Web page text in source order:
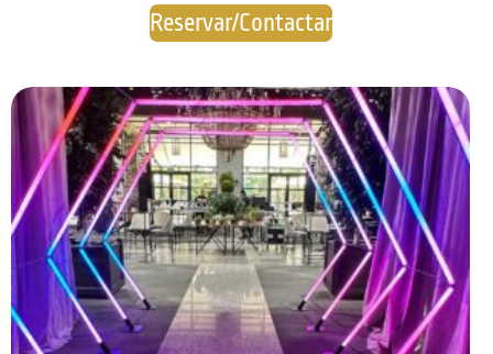
Reservar/Contactar